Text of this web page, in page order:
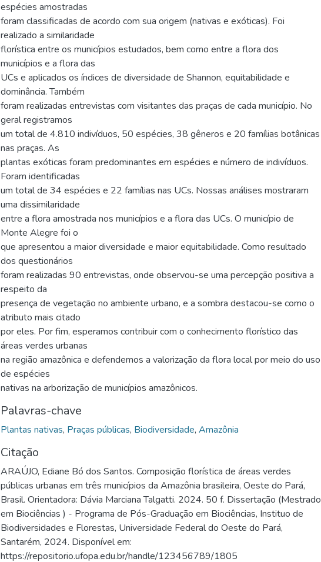
espécies amostradas
foram classificadas de acordo com sua origem (nativas e exóticas). Foi
realizado a similaridade
florística entre os municípios estudados, bem como entre a flora dos
municípios e a flora das
UCs e aplicados os índices de diversidade de Shannon, equitabilidade e
dominância. Também
foram realizadas entrevistas com visitantes das praças de cada município. No
geral registramos
um total de 4.810 indivíduos, 50 espécies, 38 gêneros e 20 famílias botânicas
nas praças. As
plantas exóticas foram predominantes em espécies e número de indivíduos.
Foram identificadas
um total de 34 espécies e 22 famílias nas UCs. Nossas análises mostraram
uma dissimilaridade
entre a flora amostrada nos municípios e a flora das UCs. O município de
Monte Alegre foi o
que apresentou a maior diversidade e maior equitabilidade. Como resultado
dos questionários
foram realizadas 90 entrevistas, onde observou-se uma percepção positiva a
respeito da
presença de vegetação no ambiente urbano, e a sombra destacou-se como o
atributo mais citado
por eles. Por fim, esperamos contribuir com o conhecimento florístico das
áreas verdes urbanas
na região amazônica e defendemos a valorização da flora local por meio do uso
de espécies
nativas na arborização de municípios amazônicos.
Palavras-chave
Plantas nativas, Praças públicas, Biodiversidade, Amazônia
Citação
ARAÚJO, Ediane Bó dos Santos. Composição florística de áreas verdes
públicas urbanas em três municípios da Amazônia brasileira, Oeste do Pará,
Brasil. Orientadora: Dávia Marciana Talgatti. 2024. 50 f. Dissertação (Mestrado
em Biociências ) - Programa de Pós-Graduação em Biociências, Instituo de
Biodiversidades e Florestas, Universidade Federal do Oeste do Pará,
Santarém, 2024. Disponível em:
https://repositorio.ufopa.edu.br/handle/123456789/1805